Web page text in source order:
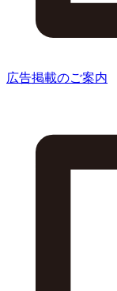
広告掲載のご案内